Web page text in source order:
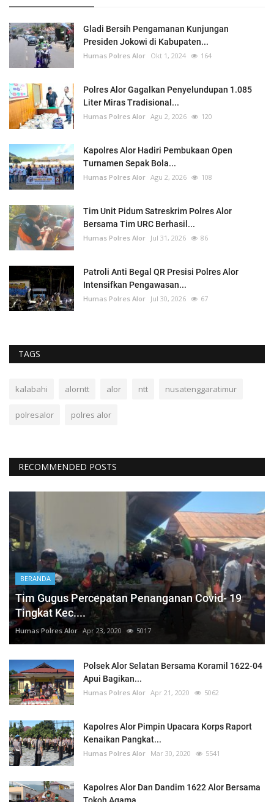
Gladi Bersih Pengamanan Kunjungan
Presiden Jokowi di Kabupaten...
Humas Polres Alor Okt 1, 2024 164
Polres Alor Gagalkan Penyelundupan 1.085
Liter Miras Tradisional...
Humas Polres Alor Agu 2, 2026 120
Kapolres Alor Hadiri Pembukaan Open
Turnamen Sepak Bola...
Humas Polres Alor Agu 2, 2026 108
Tim Unit Pidum Satreskrim Polres Alor
Bersama Tim URC Berhasil...
Humas Polres Alor Jul 31, 2026 86
Patroli Anti Begal QR Presisi Polres Alor
Intensifkan Pengawasan...
Humas Polres Alor Jul 30, 2026 67
TAGS
kalabahi alorntt alor ntt nusatenggaratimur
polresalor polres alor
RECOMMENDED POSTS
BERANDA
Tim Gugus Percepatan Penanganan Covid- 19
Tingkat Kec....
Humas Polres Alor Apr 23, 2020 5017
Polsek Alor Selatan Bersama Koramil 1622-04
Apui Bagikan...
Humas Polres Alor Apr 21, 2020 5062
Kapolres Alor Pimpin Upacara Korps Raport
Kenaikan Pangkat...
Humas Polres Alor Mar 30, 2020 5541
Kapolres Alor Dan Dandim 1622 Alor Bersama